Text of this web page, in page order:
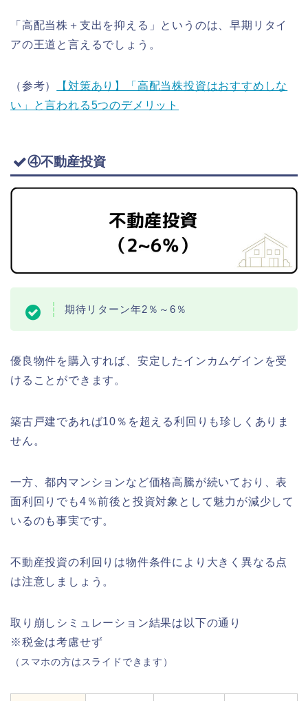
「高配当株＋支出を抑える」というのは、早期リタイ
アの王道と言えるでしょう。
（参考）
【対策あり】「高配当株投資はおすすめしな
い」と言われる5つのデメリット
④不動産投資
期待リターン年2％～6％
優良物件を購入すれば、安定したインカムゲインを受
けることができます。
築古戸建であれば10％を超える利回りも珍しくありま
せん。
一方、都内マンションなど価格高騰が続いており、表
面利回りでも4％前後と投資対象として魅力が減少して
いるのも事実です。
不動産投資の利回りは物件条件により大きく異なる点
は注意しましょう。
取り崩しシミュレーション結果は以下の通り
※税金は考慮せず
（スマホの方はスライドできます）